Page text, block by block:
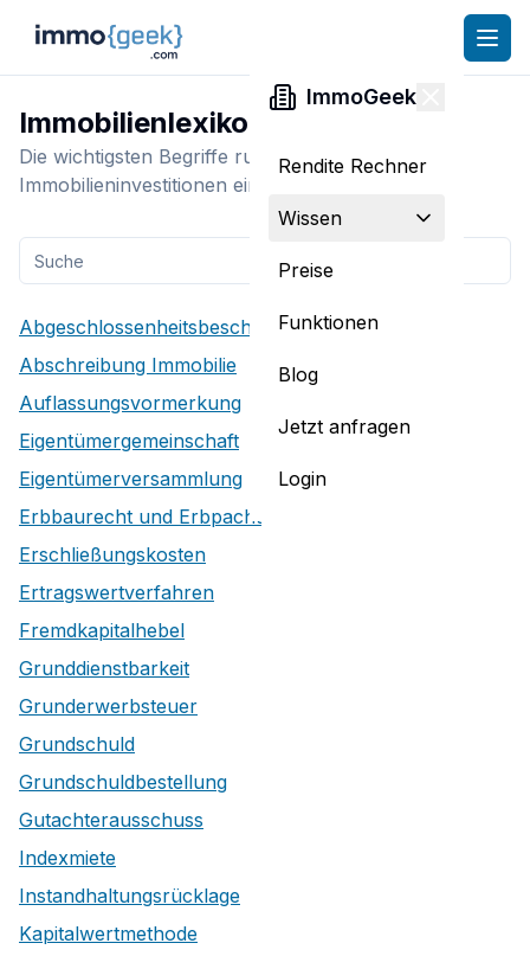
ImmoGeek
Rendite Rechner
Wissen
Preise
Funktionen
Blog
Jetzt anfragen
Login
Immobilienlexikon
Die wichtigsten Begriffe rund um das Thema
Immobilieninvestitionen einfach erklärt.
Abgeschlossenheitsbescheinigung
Abschreibung Immobilie
Auflassungsvormerkung
Eigentümergemeinschaft
Eigentümerversammlung
Erbbaurecht und Erbpacht
Erschließungskosten
Ertragswertverfahren
Fremdkapitalhebel
Grunddienstbarkeit
Grunderwerbsteuer
Grundschuld
Grundschuldbestellung
Gutachterausschuss
Indexmiete
Instandhaltungsrücklage
Kapitalwertmethode